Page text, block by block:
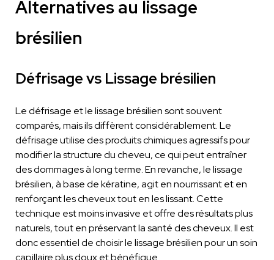
Alternatives au lissage
brésilien
Défrisage vs Lissage brésilien
Le défrisage et le lissage brésilien sont souvent
comparés, mais ils diffèrent considérablement. Le
défrisage utilise des produits chimiques agressifs pour
modifier la structure du cheveu, ce qui peut entraîner
des dommages à long terme. En revanche, le lissage
brésilien, à base de kératine, agit en nourrissant et en
renforçant les cheveux tout en les lissant. Cette
technique est moins invasive et offre des résultats plus
naturels, tout en préservant la santé des cheveux. Il est
donc essentiel de choisir le lissage brésilien pour un soin